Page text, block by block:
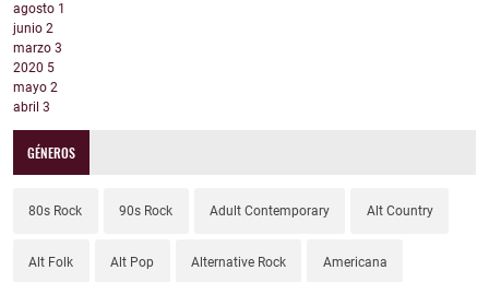
agosto 1
junio 2
marzo 3
2020 5
mayo 2
abril 3
GÉNEROS
80s Rock 90s Rock Adult Contemporary Alt Country
Alt Folk Alt Pop Alternative Rock Americana